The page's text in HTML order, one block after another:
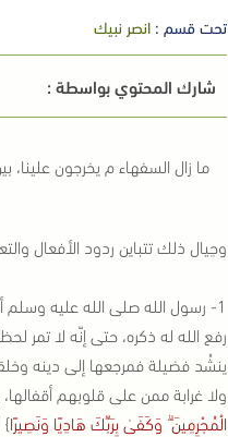
تحت قسم :انصر نبيك
شارك المحتوي بواسطة :
ما زال السفهاء م يخرجون
وحِيال ذلك تتباين ردود الأفعال
1- رسول الله صلى الله عليه
رفع الله له ذكره، حتى إنّه لا تمر
ينشُد فضيلة فمرجعها إلى دينه
ولا غرابة ممن على قلوبهم
الْمُجْرِمِينَ ۗ وَكَفَىٰ بِرَبِّكَ هَادِيًا وَنَصِيرًا}